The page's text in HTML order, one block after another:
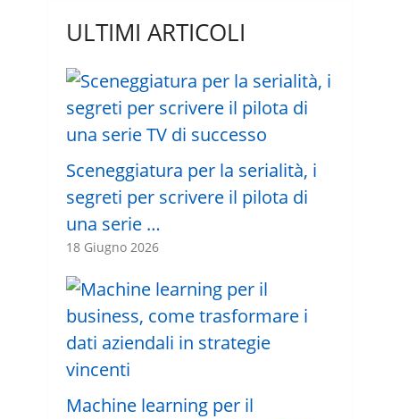
ULTIMI ARTICOLI
Sceneggiatura per la serialità, i
segreti per scrivere il pilota di
una serie …
18 Giugno 2026
Machine learning per il